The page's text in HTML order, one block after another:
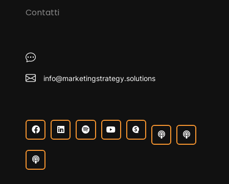
Contatti
info@marketingstrategy.solutions